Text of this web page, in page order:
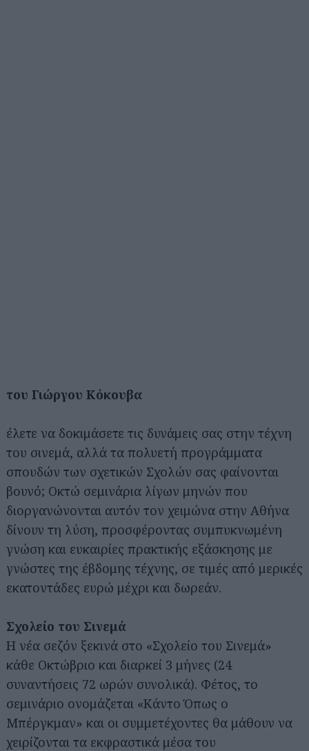
του Γιώργου Κόκουβα
έλετε να δοκιμάσετε τις δυνάμεις σας στην τέχνη
του σινεμά, αλλά τα πολυετή προγράμματα
σπουδών των σχετικών Σχολών σας φαίνονται
βουνό; Οκτώ σεμινάρια λίγων μηνών που
διοργανώνονται αυτόν τον χειμώνα στην Αθήνα
δίνουν τη λύση, προσφέροντας συμπυκνωμένη
γνώση και ευκαιρίες πρακτικής εξάσκησης με
γνώστες της έβδομης τέχνης, σε τιμές από μερικές
εκατοντάδες ευρώ μέχρι και δωρεάν.
Σχολείο του Σινεμά
Η νέα σεζόν ξεκινά στο «Σχολείο του Σινεμά»
κάθε Οκτώβριο και διαρκεί 3 μήνες (24
συναντήσεις 72 ωρών συνολικά). Φέτος, το
σεμινάριο ονομάζεται «Κάντο Όπως ο
Μπέργκμαν» και οι συμμετέχοντες θα μάθουν να
χειρίζονται τα εκφραστικά μέσα του